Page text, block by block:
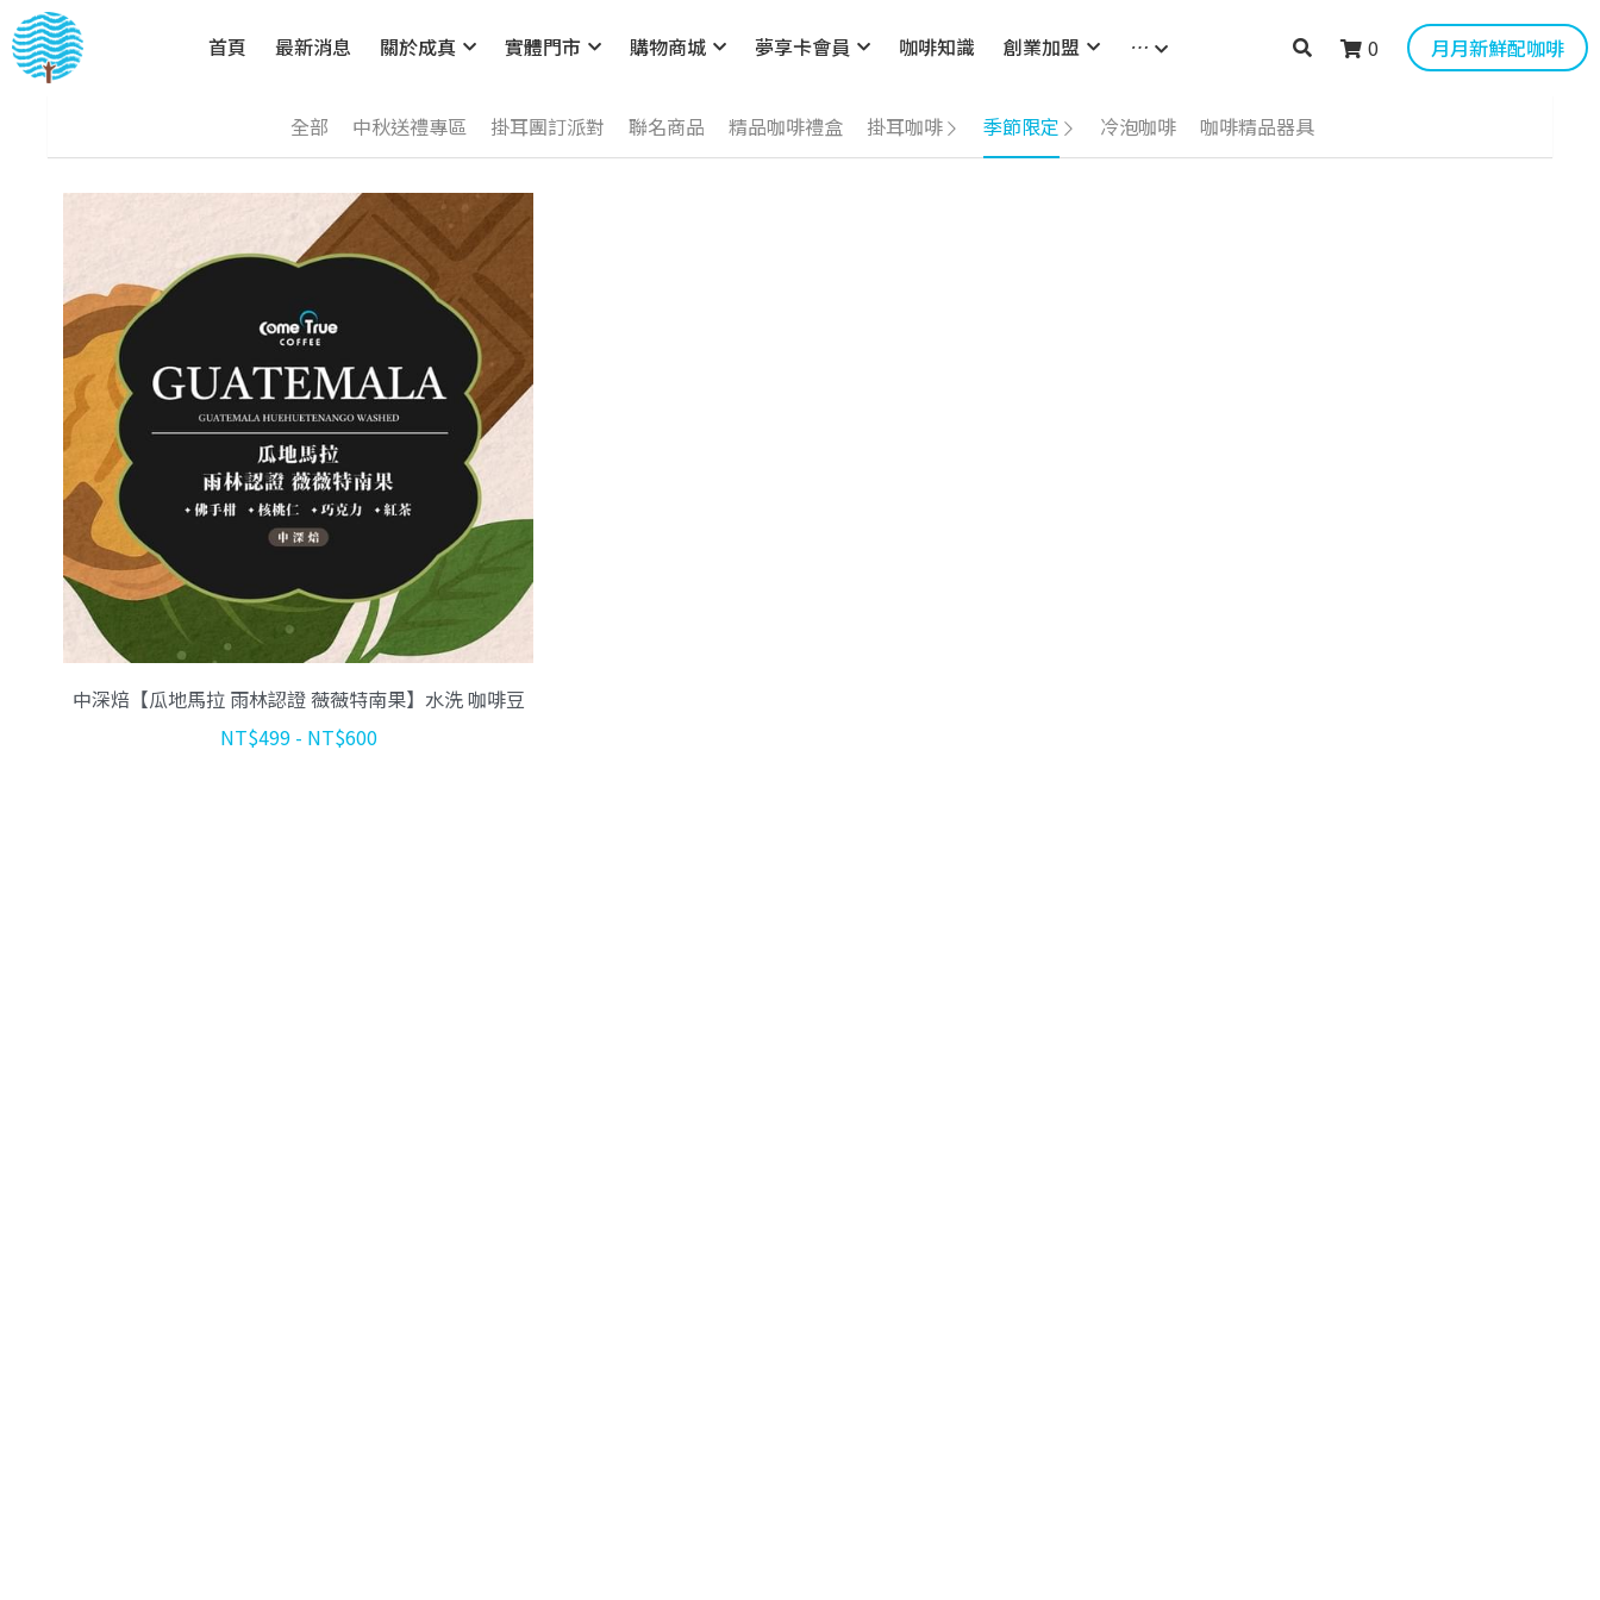
首頁 最新消息 關於成真 實體門市 購物商城 夢享卡會員 咖啡知識 創業加盟 … 0 月月新鮮配咖啡
全部 中秋送禮專區 掛耳團訂派對 聯名商品 精品咖啡禮盒 掛耳咖啡 季節限定 冷泡咖啡 咖啡精品器具
中深焙【瓜地馬拉 雨林認證 薇薇特南果】水洗 咖啡豆
NT$499 - NT$600